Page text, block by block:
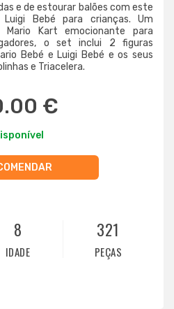
e de estourar balões com este
Bebé para crianças. Um
Mario Kart emocionante para
o set inclui 2 figuras
Bebé e Luigi Bebé e os seus
e Triacelera.
€
8
IDADE
321
PEÇAS